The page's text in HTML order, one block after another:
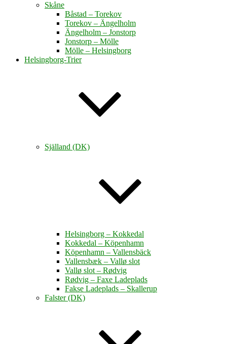
Skåne
Båstad – Torekov
Torekov – Ängelholm
Ängelholm – Jonstorp
Jonstorp – Mölle
Mölle – Helsingborg
Helsingborg-Trier
Själland (DK)
Helsingborg – Kokkedal
Kokkedal – Köpenhamn
Köpenhamn – Vallensbäck
Vallensbæk – Vallø slot
Vallø slot – Rødvig
Rødvig – Faxe Ladeplads
Fakse Ladeplads – Skallerup
Falster (DK)